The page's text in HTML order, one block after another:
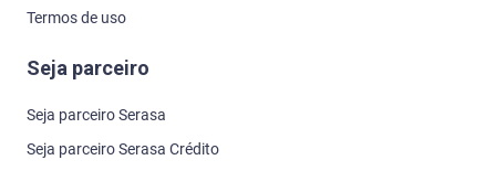
Termos de uso
Seja parceiro
Seja parceiro Serasa
Seja parceiro Serasa Crédito